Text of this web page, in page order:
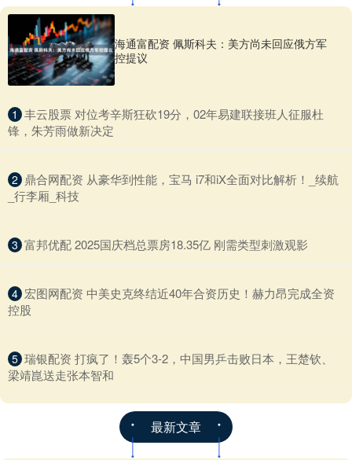
海通富配资 佩斯科夫：美方尚未回应俄方军
控提议
1 ​丰云股票 对位考辛斯狂砍19分，02年易建联接班人征服杜
锋，朱芳雨做新决定
2 ​鼎合网配资 从豪华到性能，宝马 i7和iX全面对比解析！_续航
_行李厢_科技
3 ​富邦优配 2025国庆档总票房18.35亿 刚需类型刺激观影
4 ​宏图网配资 中美史克终结近40年合资历史！赫力昂完成全资
控股
5 ​瑞银配资 打疯了！轰5个3-2，中国男乒击败日本，王楚钦、
梁靖崑送走张本智和
最新文章